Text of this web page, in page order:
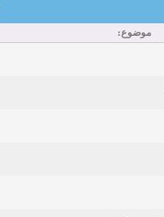
موضوع: